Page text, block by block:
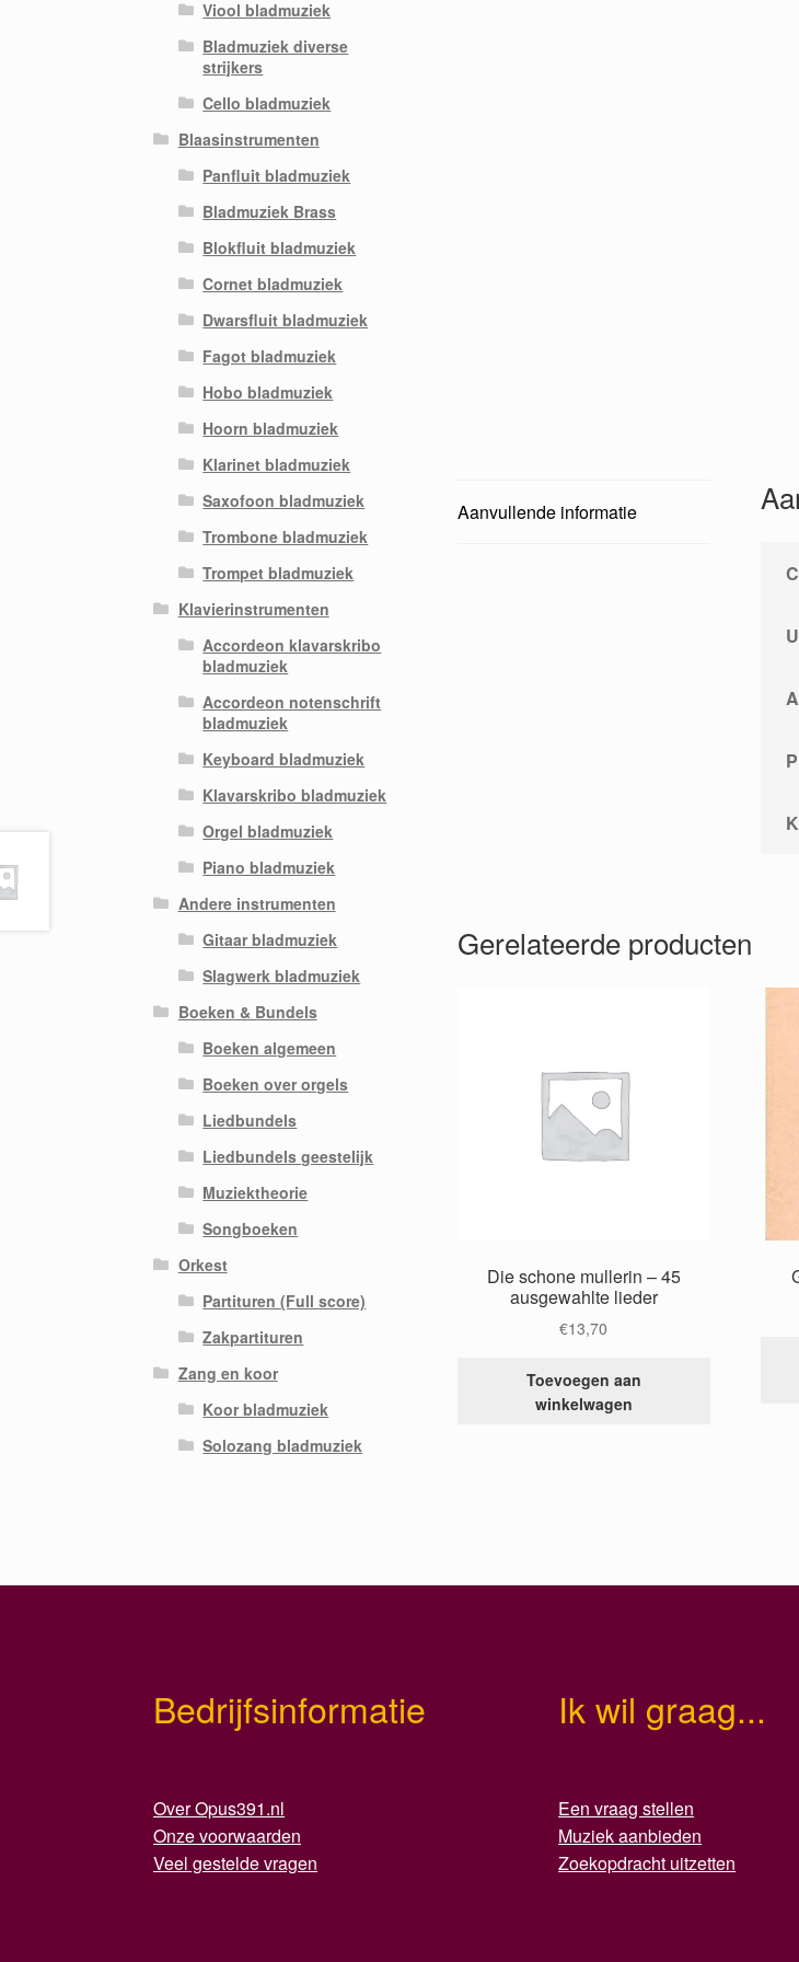
Aanvullende informatie
Gerelateerde producten
Die schone mullerin – 45
ausgewahlte lieder
€13,70
Toevoegen aan
winkelwagen
Viool bladmuziek
Bladmuziek diverse
strijkers
Cello bladmuziek
Blaasinstrumenten
Panfluit bladmuziek
Bladmuziek Brass
Blokfluit bladmuziek
Cornet bladmuziek
Dwarsfluit bladmuziek
Fagot bladmuziek
Hobo bladmuziek
Hoorn bladmuziek
Klarinet bladmuziek
Saxofoon bladmuziek
Trombone bladmuziek
Trompet bladmuziek
Klavierinstrumenten
Accordeon klavarskribo
bladmuziek
Accordeon notenschrift
bladmuziek
Keyboard bladmuziek
Klavarskribo bladmuziek
Orgel bladmuziek
Piano bladmuziek
Andere instrumenten
Gitaar bladmuziek
Slagwerk bladmuziek
Boeken & Bundels
Boeken algemeen
Boeken over orgels
Liedbundels
Liedbundels geestelijk
Muziektheorie
Songboeken
Orkest
Partituren (Full score)
Zakpartituren
Zang en koor
Koor bladmuziek
Solozang bladmuziek
Bedrijfsinformatie
Over Opus391.nl
Onze voorwaarden
Veel gestelde vragen
Ik wil graag...
Een vraag stellen
Muziek aanbieden
Zoekopdracht uitzetten